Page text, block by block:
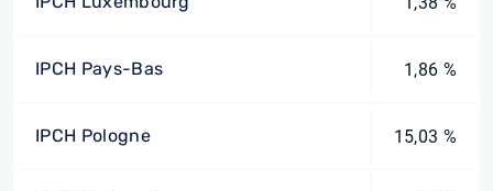
IPCH Pays-Bas 1,86 %
IPCH Pologne 15,03 %